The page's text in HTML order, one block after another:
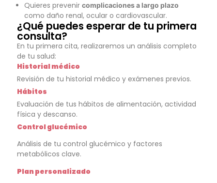
Quieres prevenir complicaciones a largo plazo
como daño renal, ocular o cardiovascular.
¿Qué puedes esperar de tu primera
consulta?
En tu primera cita, realizaremos un análisis completo
de tu salud:
Historial médico
Revisión de tu historial médico y exámenes previos.
Hábitos
Evaluación de tus hábitos de alimentación, actividad
física y descanso.
Control glucémico
Análisis de tu control glucémico y factores
metabólicos clave.
Plan personalizado